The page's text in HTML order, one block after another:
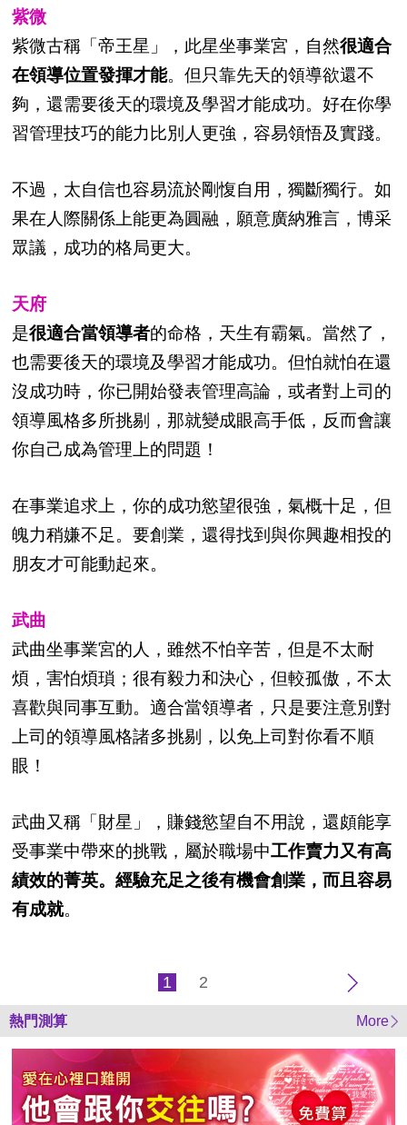
紫微
紫微古稱「帝王星」，此星坐事業宮，自然很適合
在領導位置發揮才能。但只靠先天的領導欲還不
夠，還需要後天的環境及學習才能成功。好在你學
習管理技巧的能力比別人更強，容易領悟及實踐。
不過，太自信也容易流於剛愎自用，獨斷獨行。如
果在人際關係上能更為圓融，願意廣納雅言，博采
眾議，成功的格局更大。
天府
是很適合當領導者的命格，天生有霸氣。當然了，
也需要後天的環境及學習才能成功。但怕就怕在還
沒成功時，你已開始發表管理高論，或者對上司的
領導風格多所挑剔，那就變成眼高手低，反而會讓
你自己成為管理上的問題！
在事業追求上，你的成功慾望很強，氣概十足，但
魄力稍嫌不足。要創業，還得找到與你興趣相投的
朋友才可能動起來。
武曲
武曲坐事業宮的人，雖然不怕辛苦，但是不太耐
煩，害怕煩瑣；很有毅力和決心，但較孤傲，不太
喜歡與同事互動。適合當領導者，只是要注意別對
上司的領導風格諸多挑剔，以免上司對你看不順
眼！
武曲又稱「財星」，賺錢慾望自不用說，還頗能享
受事業中帶來的挑戰，屬於職場中工作賣力又有高
績效的菁英。經驗充足之後有機會創業，而且容易
有成就。
1 2
熱門測算 More